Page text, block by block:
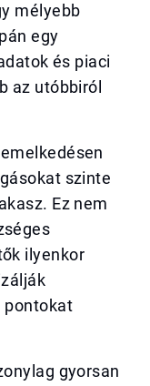
mélyebb
egy
és piaci
az utóbbiról
szinte
Ez nem
ilyenkor
pontokat
gyorsan